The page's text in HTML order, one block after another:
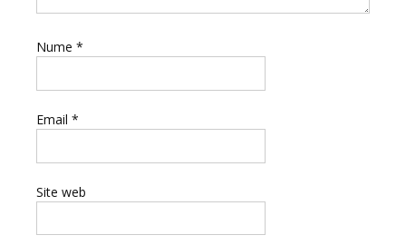
Nume *
Email *
Site web